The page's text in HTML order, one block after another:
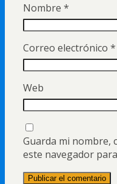
Nombre *
Correo electrónico *
Web
Guarda mi nombre,
este navegador